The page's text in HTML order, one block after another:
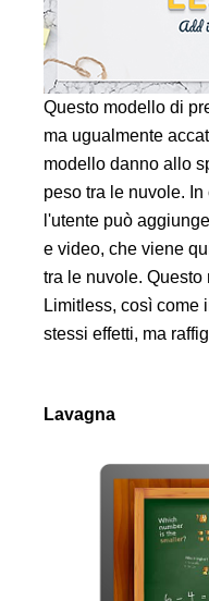
Questo modello di
ma ugualmente
modello danno allo
peso tra le nuvole.
l'utente può
e video, che viene
tra le nuvole.
Limitless, così come
stessi effetti, ma
Lavagna